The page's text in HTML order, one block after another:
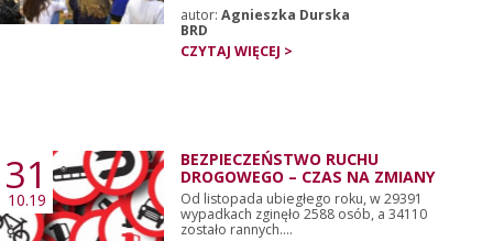
autor: Agnieszka Durska
BRD
CZYTAJ WIĘCEJ >
31
10.19
BEZPIECZEŃSTWO RUCHU
DROGOWEGO – CZAS NA ZMIANY
Od listopada ubiegłego roku, w 29391
wypadkach zginęło 2588 osób, a 34110
zostało rannych....